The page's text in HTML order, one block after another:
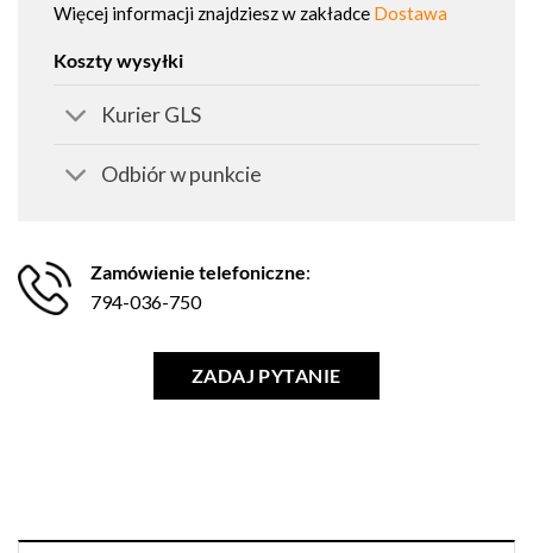
Więcej informacji znajdziesz w zakładce Dostawa
Koszty wysyłki
Kurier GLS
Odbiór w punkcie
Zamówienie telefoniczne:
794-036-750
ZADAJ PYTANIE